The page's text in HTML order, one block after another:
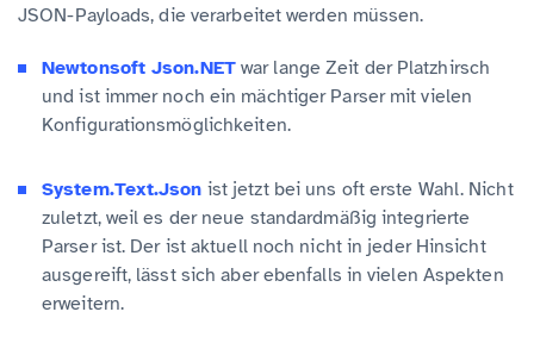
JSON-Payloads, die verarbeitet werden müssen.
Newtonsoft Json.NETwar lange Zeit der Platzhirsch
und ist immer noch ein mächtiger Parser mit vielen
Konfigurationsmöglichkeiten.
System.Text.Json ist jetzt bei uns oft erste Wahl. Nicht
zuletzt, weil es der neue standardmäßig integrierte
Parser ist. Der ist aktuell noch nicht in jeder Hinsicht
ausgereift, lässt sich aber ebenfalls in vielen Aspekten
erweitern.